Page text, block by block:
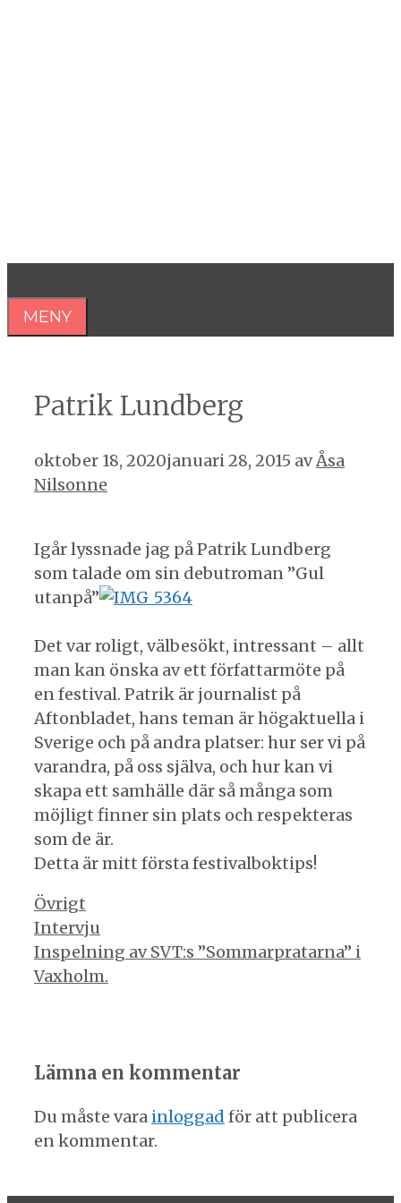
MENY
Patrik Lundberg
oktober 18, 2020januari 28, 2015 avÅsa
Nilsonne
Igår lyssnade jag på Patrik Lundberg
som talade om sin debutroman ”Gul
utanpå”
Det var roligt, välbesökt, intressant – allt
man kan önska av ett författarmöte på
en festival. Patrik är journalist på
Aftonbladet, hans teman är högaktuella i
Sverige och på andra platser: hur ser vi på
varandra, på oss själva, och hur kan vi
skapa ett samhälle där så många som
möjligt finner sin plats och respekteras
som de är.
Detta är mitt första festivalboktips!
Kategorier
Övrigt
Inläggsnavigering
Intervju
Inspelning av SVT:s ”Sommarpratarna” i
Vaxholm.
Lämna en kommentar
Du måste vara inloggad för att publicera
en kommentar.